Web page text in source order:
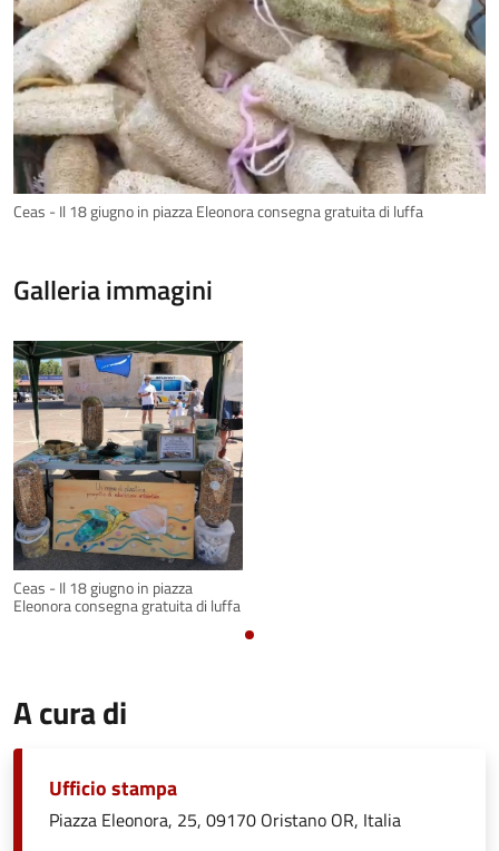
Ceas - Il 18 giugno in piazza Eleonora consegna gratuita di luffa
Galleria immagini
Ceas - Il 18 giugno in piazza
Eleonora consegna gratuita di luffa
A cura di
Ufficio stampa
Piazza Eleonora, 25, 09170 Oristano OR, Italia